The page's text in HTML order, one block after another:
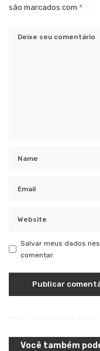
são marcados com *
Salvar meus dados
comentar.
Você também